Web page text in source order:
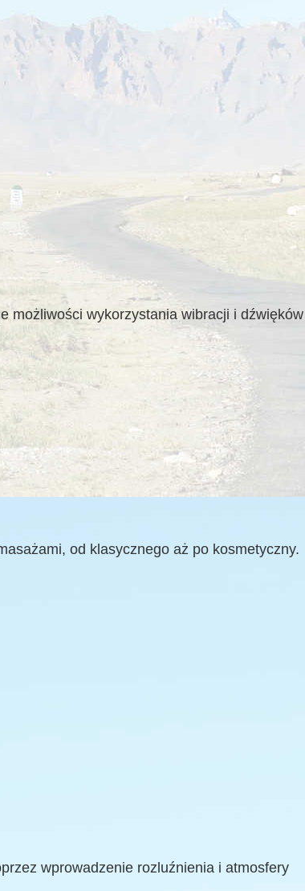
możliwości wykorzystania wibracji i dźwięków
od klasycznego aż po kosmetyczny.
wprowadzenie rozluźnienia i atmosfery